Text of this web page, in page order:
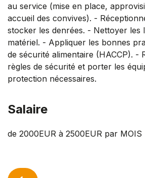
au service (mise en place,
accueil des convives). -
stocker les denrées. - Nettoyer les
matériel. - Appliquer les bonnes
de sécurité alimentaire (HACCP). -
règles de sécurité et porter les
protection nécessaires.
Salaire
de 2000EUR à 2500EUR par MOIS